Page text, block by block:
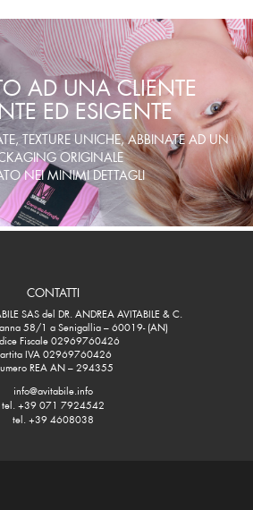
AD UNA CLIENTE
ED ESIGENTE
TEXTURE UNICHE, ABBINATE AD UN
ORIGINALE
NEI MINIMI DETTAGLI
CONTATTI
SAS del DR. ANDREA AVITABILE & C.
58/1 a Senigallia – 60019- (AN)
Fiscale 02969760426
IVA 02969760426
REA AN – 294355
info@avitabile.info
tel. +39 071 7924542
tel. +39 4608038